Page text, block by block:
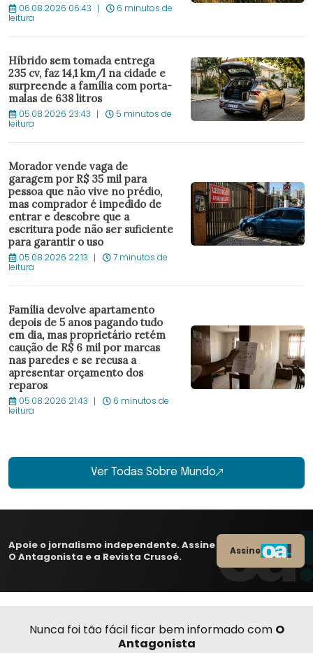
06.08.2026 06:43 6 minutos de
leitura
Híbrido sem tomada entrega
235 cv, faz 14,1 km/l na cidade e
surpreende a família com porta-
malas de 638 litros
05.08.2026 23:43 5 minutos de
leitura
Morador vende vaga de
garagem por R$ 35 mil para
pessoa que não vive no prédio,
mas comprador é impedido de
entrar e descobre que a
escritura pode não ser suficiente
para garantir o uso
05.08.2026 22:13 7 minutos de
leitura
Família devolve apartamento
depois de 5 anos pagando tudo
em dia, mas proprietário retém
caução de R$ 6 mil por marcas
nas paredes e se recusa a
apresentar orçamento dos
reparos
05.08.2026 21:43 6 minutos de
leitura
Ver Todas Sobre Mundo
Apoie o jornalismo independente. Assine
O Antagonista e a Revista Crusoé.
Assine
Nunca foi tão fácil ficar bem informado com O
Antagonista